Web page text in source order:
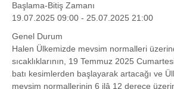
Başlama-Bitiş Zamanı
19.07.2025 09:00 - 25.07.2025 21:00
Genel Durum
Halen Ülkemizde mevsim normalleri
sıcaklıklarının, 19 Temmuz 2025
batı kesimlerden başlayarak artacağı ve
mevsim normallerinin 6 ilâ 12 derece